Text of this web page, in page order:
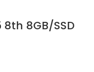
8th 8GB/SSD